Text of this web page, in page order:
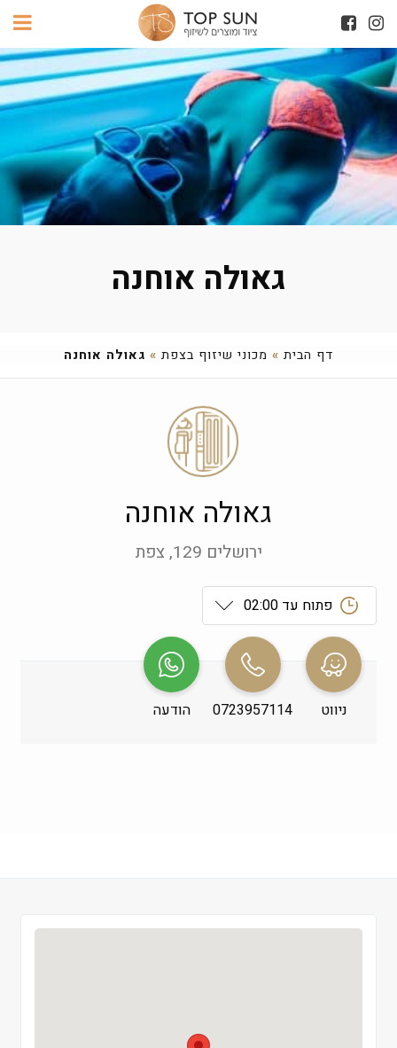
גאולה אוחנה
דף הבית » מכוני שיזוף בצפת » גאולה אוחנה
גאולה אוחנה
ירושלים 129, צפת
פתוח עד 02:00
ראשון
שני
09:00-19:00
שלישי
ניווט 0723957114 הודעה